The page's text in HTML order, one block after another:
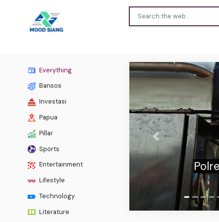
Everything
Bansos
Investasi
Papua
Pillar
Sports
Entertainment
Lifestyle
Technology
Literature
Previous